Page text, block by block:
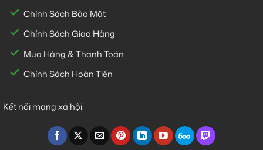
Chính Sách Bảo Mật
Chính Sách Giao Hàng
Mua Hàng & Thanh Toán
Chính Sách Hoàn Tiền
Kết nối mạng xã hội: